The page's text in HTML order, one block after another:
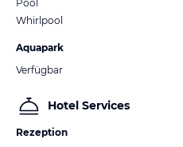
Pool
Whirlpool
Aquapark
Verfügbar
Hotel Services
Rezeption